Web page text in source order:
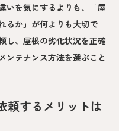
いを気にするよりも、「屋
るか」が何よりも大切で
し、屋根の劣化状況を正確
ンテナンス方法を選ぶこと
頼するメリットは